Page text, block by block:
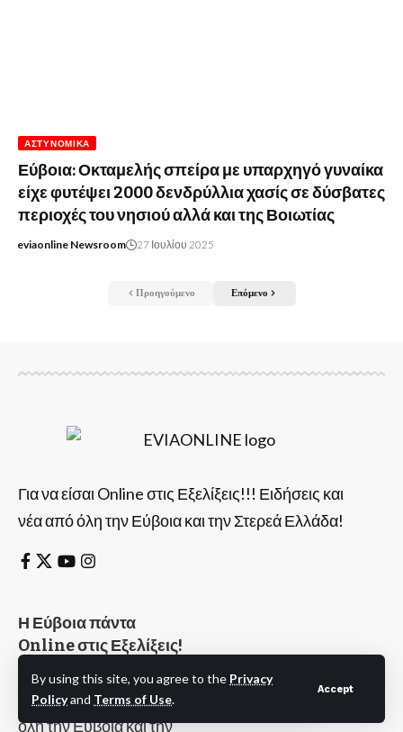
By using this site, you agree to the Privacy
Policyand Terms of Use.
Accept
ΑΣΤΥΝΟΜΙΚΆ
Εύβοια: Οκταμελής σπείρα με υπαρχηγό γυναίκα
είχε φυτέψει 2000 δενδρύλλια χασίς σε δύσβατες
περιοχές του νησιού αλλά και της Βοιωτίας
eviaonline Newsroom 27 Ιουλίου 2025
Προηγούμενο Επόμενο
Για να είσαι Online στις Εξελίξεις!!! Ειδήσεις και
νέα από όλη την Εύβοια και την Στερεά Ελλάδα!
Η Εύβοια πάντα
Online στις Εξελίξεις!
Eviaonline.gr
Ειδήσεις και νέα από
όλη την Εύβοια και την